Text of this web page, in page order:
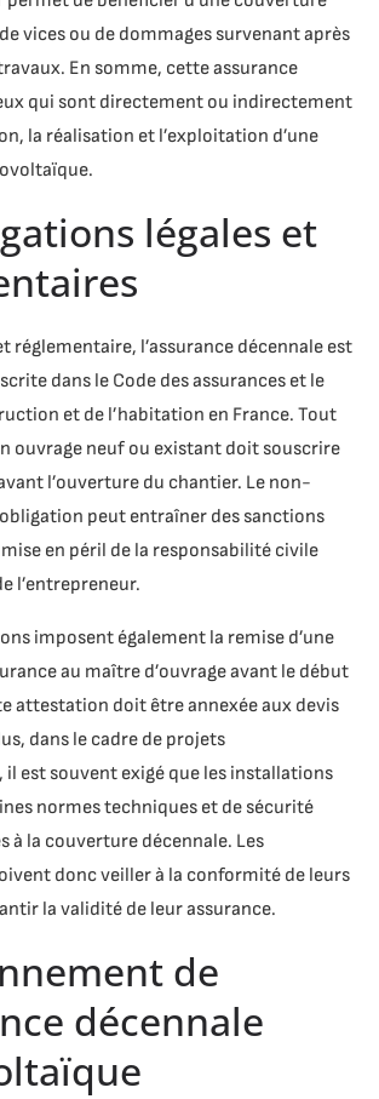
vices ou de dommages survenant après
En somme, cette assurance
qui sont directement ou indirectement
la réalisation et l’exploitation d’une
légales et
réglementaire, l’assurance décennale est
dans le Code des assurances et le
et de l’habitation en France. Tout
ouvrage neuf ou existant doit souscrire
l’ouverture du chantier. Le non-
peut entraîner des sanctions
en péril de la responsabilité civile
l’entrepreneur.
imposent également la remise d’une
au maître d’ouvrage avant le début
attestation doit être annexée aux devis
dans le cadre de projets
est souvent exigé que les installations
normes techniques et de sécurité
à la couverture décennale. Les
donc veiller à la conformité de leurs
la validité de leur assurance.
de
décennale